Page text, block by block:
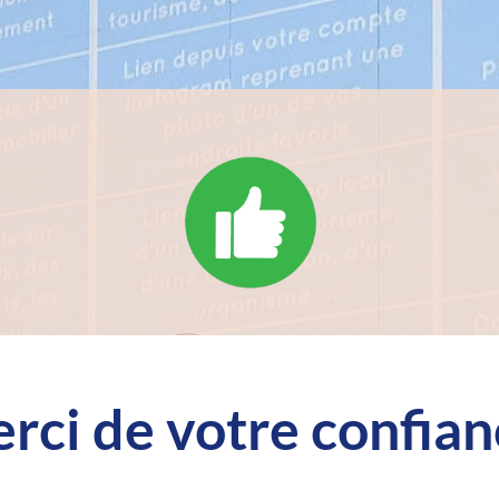
de votre